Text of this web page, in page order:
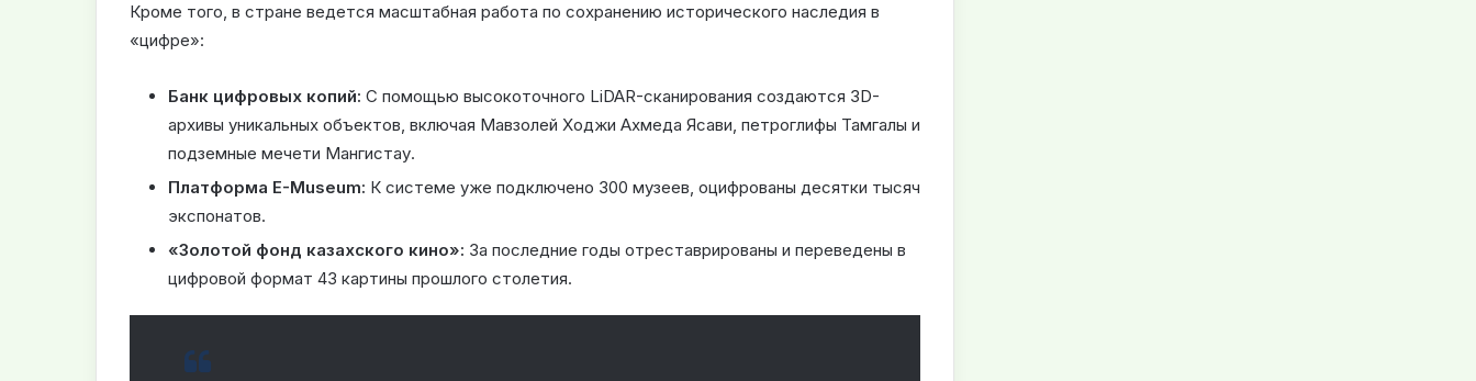
Кроме того, в стране ведется масштабная работа по сохранению исторического наследия в
«цифре»:
Банк цифровых копий: С помощью высокоточного LiDAR-сканирования создаются 3D-
архивы уникальных объектов, включая Мавзолей Ходжи Ахмеда Ясави, петроглифы Тамгалы и
подземные мечети Мангистау.
Платформа E-Museum: К системе уже подключено 300 музеев, оцифрованы десятки тысяч
экспонатов.
«Золотой фонд казахского кино»: За последние годы отреставрированы и переведены в
цифровой формат 43 картины прошлого столетия.